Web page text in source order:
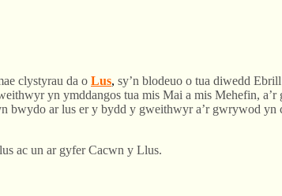
clystyrau da o Lus, sy’n blodeuo o tua diwedd
yn ymddangos tua mis Mai a mis Mehefin,
bwydo ar lus er y bydd y gweithwyr a’r gwrywod yn
ac un ar gyfer Cacwn y Llus.